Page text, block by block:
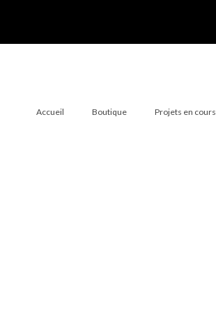
Accueil Boutique Projets en cours